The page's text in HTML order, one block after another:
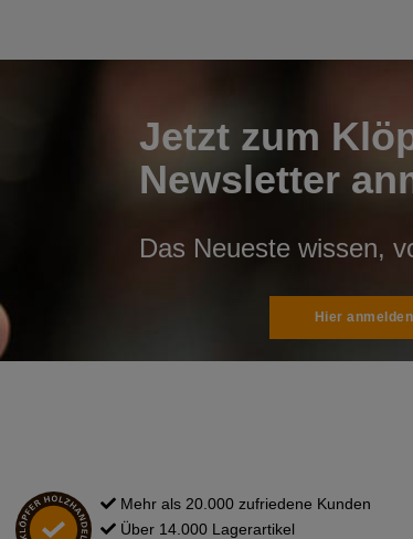
Jetzt zum
Newsletter
Das Neueste wissen,
Hier
Mehr als 20.000 zufriedene Kunden
Über 14.000 Lagerartikel